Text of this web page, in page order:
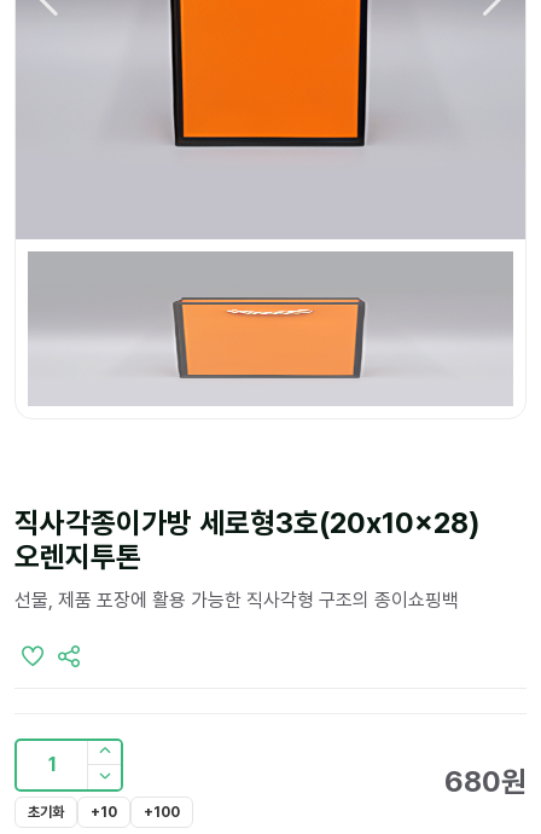
직사각종이가방 세로형3호(20x10x28)
오렌지투톤
선물, 제품 포장에 활용 가능한 직사각형 구조의 종이쇼핑백
1
초기화 +10 +100
680원